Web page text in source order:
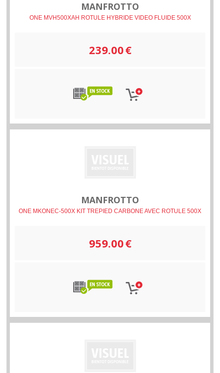
MANFROTTO
ONE MVH500XAH ROTULE HYBRIDE VIDEO FLUIDE 500X
239.00€
MANFROTTO
ONE MKONEC-500X KIT TREPIED CARBONE AVEC ROTULE 500X
959.00€